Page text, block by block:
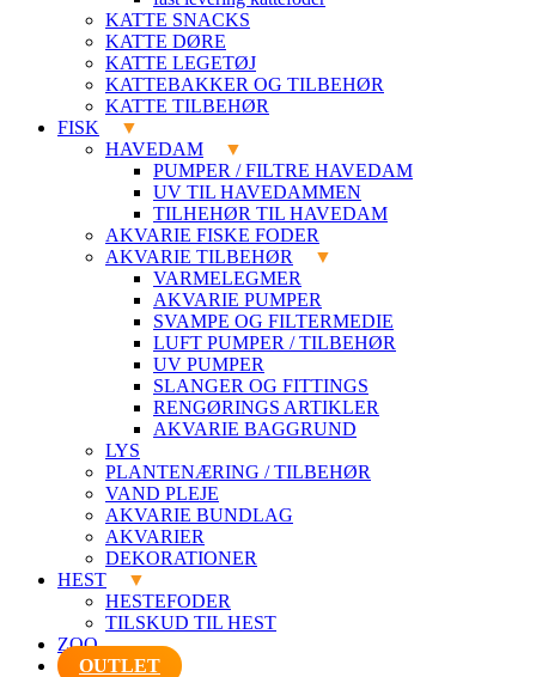
KATTE SNACKS
KATTE DØRE
KATTE LEGETØJ
KATTEBAKKER OG TILBEHØR
KATTE TILBEHØR
FISK
HAVEDAM
PUMPER / FILTRE HAVEDAM
UV TIL HAVEDAMMEN
TILHEHØR TIL HAVEDAM
AKVARIE FISKE FODER
AKVARIE TILBEHØR
VARMELEGMER
AKVARIE PUMPER
SVAMPE OG FILTERMEDIE
LUFT PUMPER / TILBEHØR
UV PUMPER
SLANGER OG FITTINGS
RENGØRINGS ARTIKLER
AKVARIE BAGGRUND
LYS
PLANTENÆRING / TILBEHØR
VAND PLEJE
AKVARIE BUNDLAG
AKVARIER
DEKORATIONER
HEST
HESTEFODER
TILSKUD TIL HEST
ZOO
OUTLET